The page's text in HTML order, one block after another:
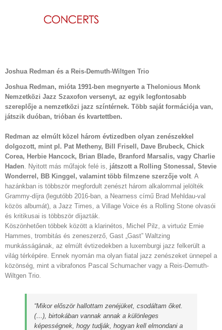
Joshua Redman és a Reis-Demuth-Wiltgen Trio
Joshua Redman, mióta 1991-ben megnyerte a Thelonious Monk
Nemzetközi Jazz Szaxofon versenyt, az egyik legfontosabb
szereplője a nemzetközi jazz színtérnek. Több saját formációja van,
játszik duóban, trióban és kvartettben.
Redman az elmúlt közel három évtizedben olyan zenészekkel
dolgozott, mint pl. Pat Metheny, Bill Frisell, Dave Brubeck, Chick
Corea, Herbie Hancock, Brian Blade, Branford Marsalis, vagy Charlie
Haden. Nyitott más műfajok felé is, játszott a Rolling Stonessal, Stevie
Wonderrel, BB Kinggel, valamint több filmzene szerzője volt. A
hazánkban is többször megfordult zenészt három alkalommal jelölték
Grammy-díjra (legutóbb 2016-ban, a Nearness című Brad Mehldau-val
közös albumát), a Jazz Times, a Village Voice és a Rolling Stone olvasói
és kritikusai is többször díjazták.
Köszönhetően többek között a klarinétos, Michel Pilz, a virtuóz Ernie
Hammes, trombitás és zeneszerző, Gast „Gast” Waltzing
munkásságának, az elmúlt évtizedekben a luxemburgi jazz felkerült a
világ térképére. Ennek nyomán ma olyan fiatal jazz zenészeket ünnepel a
közönség, mint a vibrafonos Pascal Schumacher vagy a Reis-Demuth-
Wiltgen Trio.
“Mikor először hallottam zenéjüket, csodáltam őket.
(…), birtokában vannak annak a különleges
képességnek, hogy tudják, hogyan kell elmondani a